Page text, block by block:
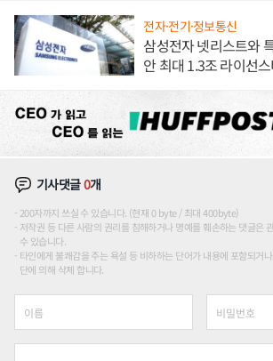
전자·전기·정보통신
삼성전자 넷리스트와
안 최대 1.3조 라이선
기사댓글0개
200자까지 쓰실 수 있습니다. (현재 0 byte / 최대 400byte)
저작권 등 다른 사람의 권리를 침해하거나 명예를 훼손하는 댓글은
수 있습니다.
타인에게 불쾌감을 주는 욕설 등 비하하는 단어가 내용에 포함되거
단에 의해 삭제 합니다.